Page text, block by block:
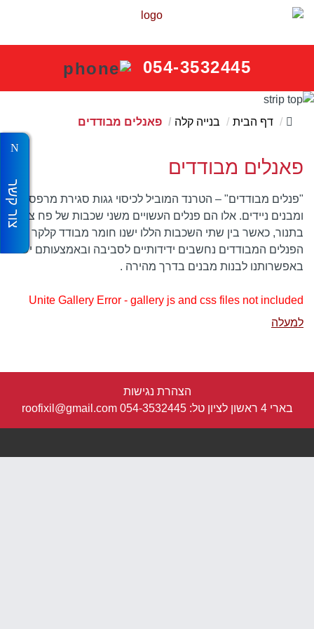
054-3532445
דף הבית בנייה קלה פאנלים מבודדים
פאנלים מבודדים
"פנלים מבודדים" – הטרנד המוביל לכיסוי גגות סגירת מרפסות
ומבנים ניידים. אלו הם פנלים העשויים משני שכבות של פח צבוע
בתנור, כאשר בין שתי השכבות הללו ישנו חומר מבודד קלקר .
הפנלים המבודדים נחשבים ידידותיים לסביבה ובאמצעותם יש
באפשרותנו לבנות מבנים בדרך מהירה .
Unite Gallery Error - gallery js and css files not included
למעלה
הצהרת נגישות
בארי 4 ראשון לציון טל:
054-3532445
roofixil@gmail.com
צור קשר